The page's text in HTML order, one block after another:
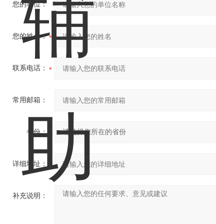
您的单位：
您的姓名：
联系电话：
常用邮箱：
省份：
详细地址：
补充说明：